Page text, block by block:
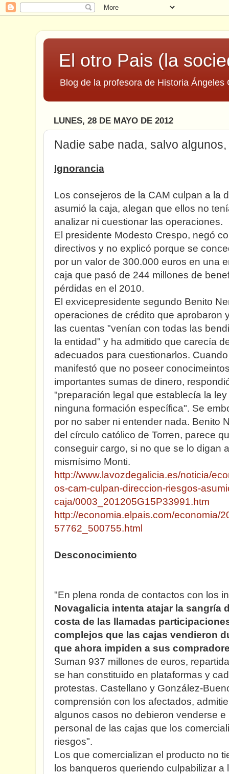
El otro Pais (la
Blog de la profesora de Historia Ángeles
LUNES, 28 DE MAYO DE 2012
Nadie sabe nada, salvo
Ignorancia
Los consejeros de la CAM culpan a la
asumió la caja, alegan que ellos no
analizar ni cuestionar las operaciones.
El presidente Modesto Crespo, negó
directivos y no explicó porque se
por un valor de 300.000 euros en una
caja que pasó de 244 millones de
pérdidas en el 2010.
El exvicepresidente segundo Benito
operaciones de crédito que aprobaron
las cuentas "venían con todas las
la entidad" y ha admitido que carecía
adecuados para cuestionarlos.
manifestó que no poseer
importantes sumas de dinero,
"preparación legal que establecía la
ninguna formación específica". Se
por no saber ni entender nada. Benito
del círculo católico de Torren, parece
conseguir cargo, si no que se lo digan
mismísimo Monti.
http://www.lavozdegalicia.es/noticia/
os-cam-culpan-direccion-riesgos-
caja/0003_201205G15P33991.htm
http://economia.elpais.com/economia/
57762_500755.html
Desconocimiento
"En plena ronda de contactos con los
Novagalicia intenta atajar la sangría
costa de las llamadas
complejos que las cajas vendieron
que ahora impiden a sus
Suman 937 millones de euros,
se han constituido en plataformas y
protestas. Castellano y González-
comprensión con los afectados,
algunos casos no debieron venderse
personal de las cajas que los
riesgos".
Los que comercializan el producto no
los banqueros queriendo culpabilizar